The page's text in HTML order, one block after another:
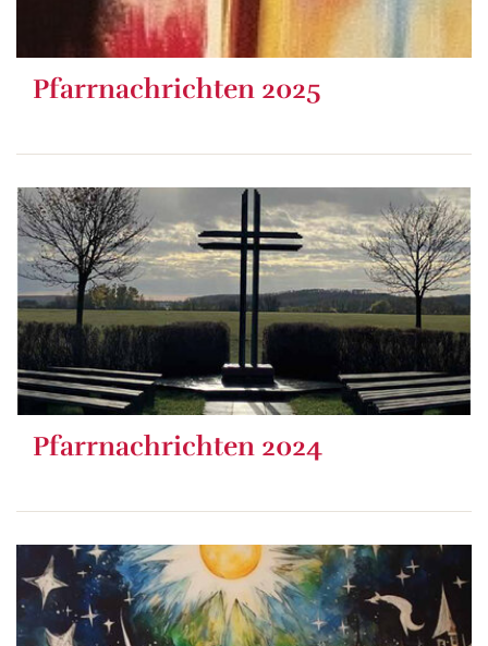
Pfarrnachrichten 2025
Pfarrnachrichten 2024